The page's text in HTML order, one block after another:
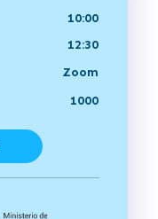
10:00
12:30
Zoom
1000